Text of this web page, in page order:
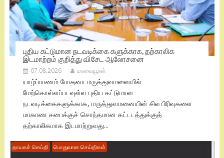
புதிய கட்டுமான நடவடிக்கை களுக்காக, தற்காலிக
இடமாற்றம் குறித்து விசேட ஆலோசனை
07.08.2026 மாவையூரன்
யாழ்ப்பாணம் போதனா மருத்துவமனையில்
மேற்கொள்ளப்படவுள்ள புதிய கட்டுமான
நடவடிக்கைகளுக்காக, மருத்துவமனையின் சில பிரிவுகளை
மாகாண சபைக்குச் சொந்தமான கட்டடத்துக்குத்
தற்காலிகமாக இடமாற்றுவது...
தாயகச் செய்தி பொதுவான செய்திகள்